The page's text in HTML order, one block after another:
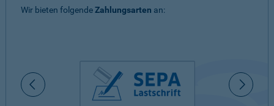
Wir bieten folgendeZahlungsarten an: